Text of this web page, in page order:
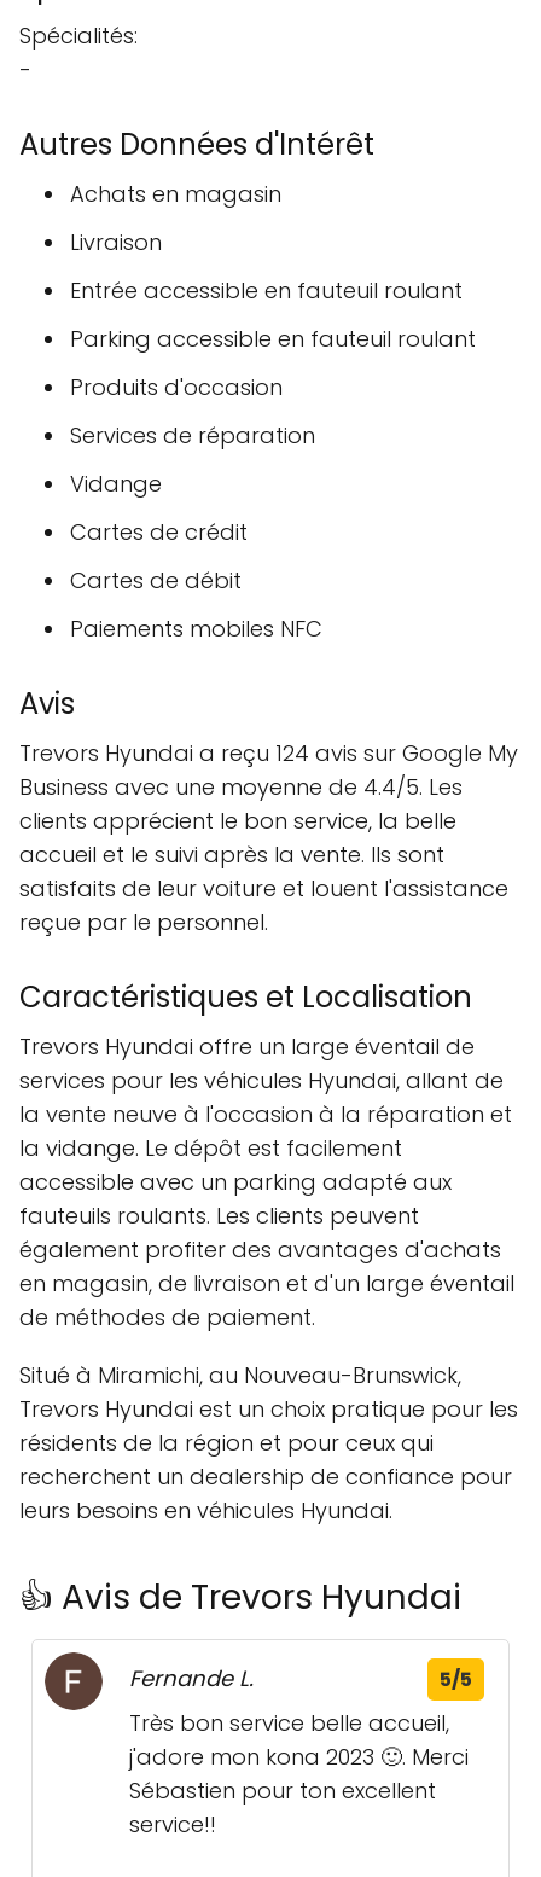
Spécialités:
-
Autres Données d'Intérêt
Achats en magasin
Livraison
Entrée accessible en fauteuil roulant
Parking accessible en fauteuil roulant
Produits d'occasion
Services de réparation
Vidange
Cartes de crédit
Cartes de débit
Paiements mobiles NFC
Avis
Trevors Hyundai a reçu 124 avis sur Google My
Business avec une moyenne de 4.4/5. Les
clients apprécient le bon service, la belle
accueil et le suivi après la vente. Ils sont
satisfaits de leur voiture et louent l'assistance
reçue par le personnel.
Caractéristiques et Localisation
Trevors Hyundai offre un large éventail de
services pour les véhicules Hyundai, allant de
la vente neuve à l'occasion à la réparation et
la vidange. Le dépôt est facilement
accessible avec un parking adapté aux
fauteuils roulants. Les clients peuvent
également profiter des avantages d'achats
en magasin, de livraison et d'un large éventail
de méthodes de paiement.
Situé à Miramichi, au Nouveau-Brunswick,
Trevors Hyundai est un choix pratique pour les
résidents de la région et pour ceux qui
recherchent un dealership de confiance pour
leurs besoins en véhicules Hyundai.
👍 Avis de Trevors Hyundai
Fernande L. 5/5
Très bon service belle accueil,
j'adore mon kona 2023 🙂. Merci
Sébastien pour ton excellent
service!!